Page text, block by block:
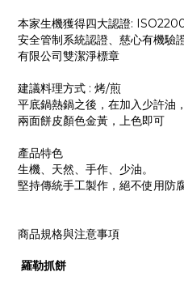
本家生機獲得四大認證:
安全管制系統認證、慈心有機驗
有限公司雙潔淨標章
建議料理方式 : 烤/煎
平底鍋熱鍋之後，在加入少許油
兩面餅皮顏色金黃，上色即可
產品特色
生機、天然、手作、少油。
堅持傳統手工製作，絕不使用防
商品規格與注意事項
羅勒抓餅